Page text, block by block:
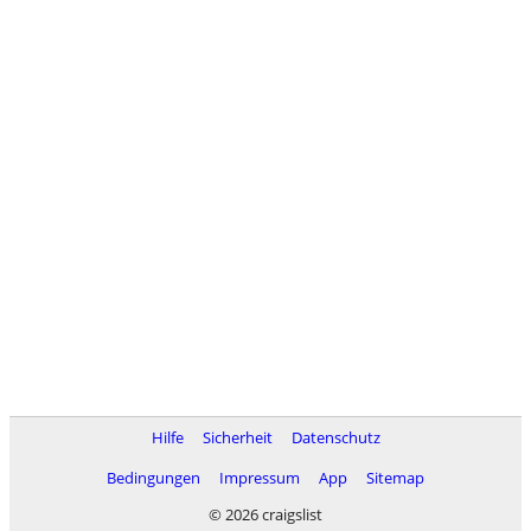
Hilfe Sicherheit
Datenschutz
Bedingungen
Impressum App
Sitemap
© 2026 craigslist